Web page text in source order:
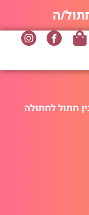
ה
חתול לחתולה